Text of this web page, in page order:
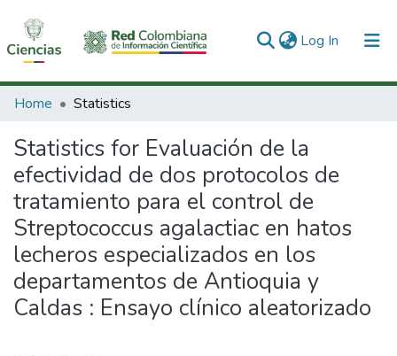
Log In (current)
Communities & Collections
All of DSpace
Home Statistics
Statistics for Evaluación de la
efectividad de dos protocolos de
tratamiento para el control de
Streptococcus agalactiac en hatos
lecheros especializados en los
departamentos de Antioquia y
Caldas : Ensayo clínico aleatorizado